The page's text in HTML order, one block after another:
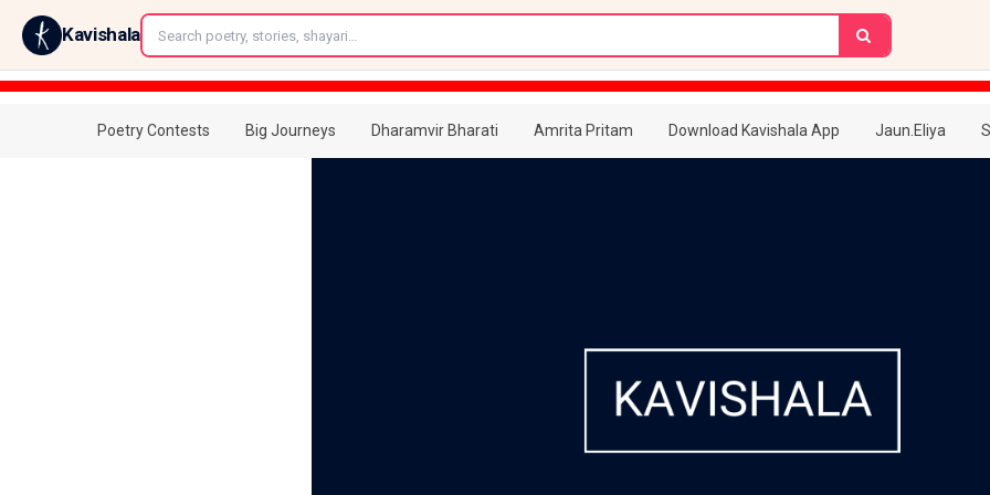
Kavishala
Poetry Contests Big Journeys Dharamvir Bharati Amrita Pritam Download Kavishala App Jaun.Eliya